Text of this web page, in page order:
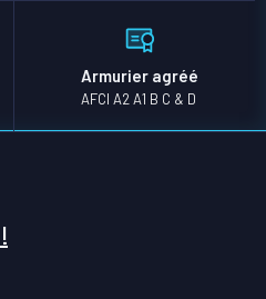
Armurier agréé
AFCI A2 A1 B C & D